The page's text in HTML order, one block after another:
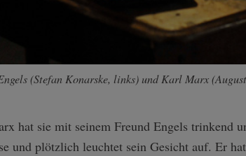
(Stefan Konarske, links) und Karl Marx
hat sie mit seinem Freund Engels trinkend
und plötzlich leuchtet sein Gesicht auf. Er